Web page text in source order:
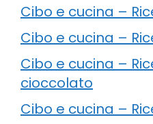
Cibo e cucina –
Cibo e cucina –
Cibo e cucina –
cioccolato
Cibo e cucina –